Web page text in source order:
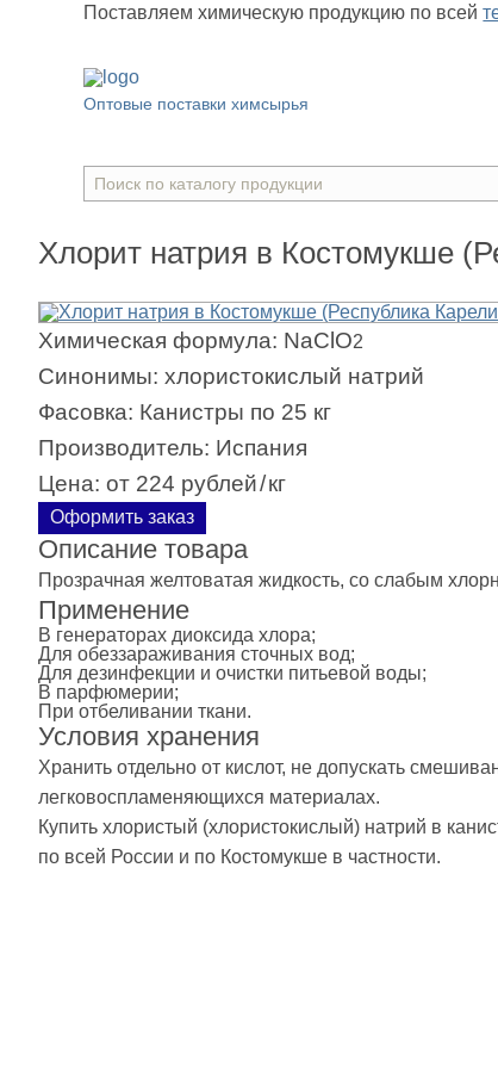
Поставляем химическую продукцию по всей
Оптовые поставки химсырья
Хлорит натрия в Костомукше
Химическая формула: NaClO2
Синонимы: хлористокислый натрий
Фасовка: Канистры по 25 кг
Производитель: Испания
Цена: от 224 рублей/кг
Оформить заказ
Описание товара
Прозрачная желтоватая жидкость, со слабым
Применение
В генераторах диоксида хлора;
Для обеззараживания сточных вод;
Для дезинфекции и очистки питьевой воды;
В парфюмерии;
При отбеливании ткани.
Условия хранения
Хранить отдельно от кислот, не допускать
легковоспламеняющихся материалах.
Купить хлористый (хлористокислый) натрий в
по всей России и по Костомукше в частности.